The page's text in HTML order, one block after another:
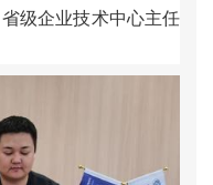
省级企业技术中心主任